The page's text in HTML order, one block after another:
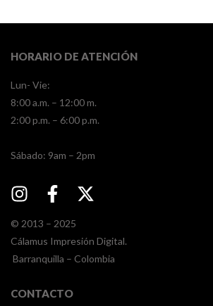
HORARIO DE ATENCIÓN
Lun- Vie:
8:00 a.m. – 12:00 m.
2:00 p.m. – 6:00 p.m.
​​Sábado: 9am – 2pm
© 2013 – 2025
Cálamus Impresión Digital.
Barranquilla – Colombia
CONTACTO